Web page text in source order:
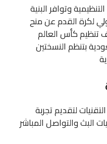
وتوافر البنية
لكرة القدم عن منح
تنظيم كأس العالم
السعودية بتنظم النسختين
لتقديم تجربة
البث والتواصل المباشر